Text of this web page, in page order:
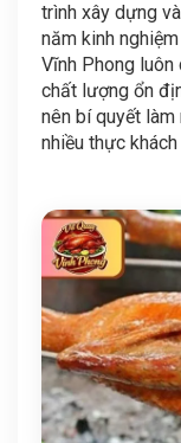
trình xây dựng
năm kinh
Vĩnh Phong luôn
chất lượng ổn
nên bí quyết
nhiều thực